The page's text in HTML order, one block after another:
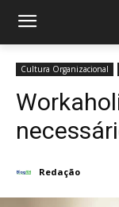
Cultura Organizacional
Redação